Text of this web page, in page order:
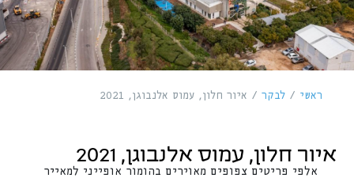
ראשי /לבקר / איור חלון, עמוס אלנבוגן, 2021
איור חלון, עמוס אלנבוגן, 2021
אלפי פריטים צפופים מאוירים בהומור אופייני למאייר